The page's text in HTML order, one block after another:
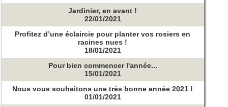
Jardinier, en avant !
22/01/2021
Profitez d’une éclaircie pour planter vos rosiers en
racines nues !
18/01/2021
Pour bien commencer l'année...
15/01/2021
Nous vous souhaitons une très bonne année 2021 !
01/01/2021